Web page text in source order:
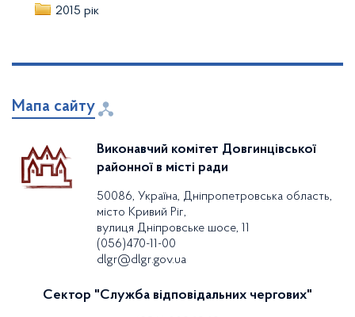
2015 рік
Мапа сайту
Виконавчий комітет Довгинцівської
районної в місті ради
50086, Україна, Дніпропетровська область,
місто Кривий Ріг,
вулиця Дніпровське шосе, 11
(056)470-11-00
dlgr@dlgr.gov.ua
Сектор "Служба відповідальних чергових"